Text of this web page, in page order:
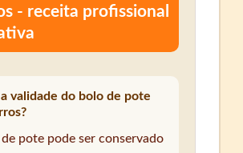
- receita profissional
validade do bolo de pote
pote pode ser conservado